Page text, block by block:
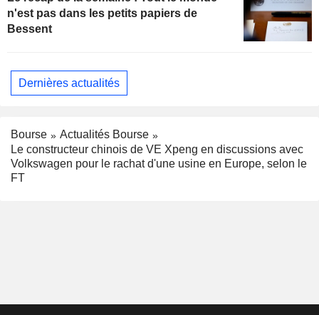
n'est pas dans les petits papiers de
Bessent
Dernières actualités
Bourse
Actualités Bourse
Le constructeur chinois de VE Xpeng en discussions avec
Volkswagen pour le rachat d'une usine en Europe, selon le
FT